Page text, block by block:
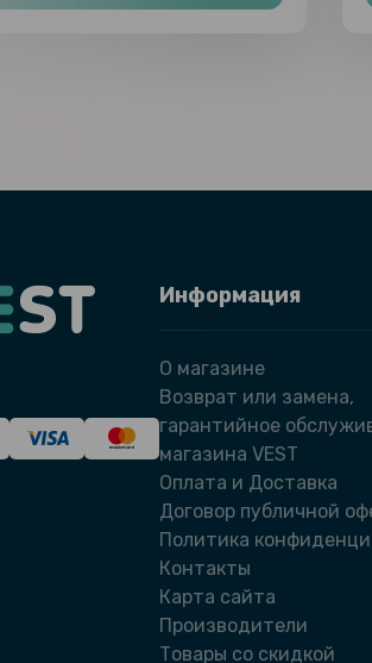
Информация
О магазине
Возврат или замена,
гарантийное
магазина VEST
Оплата и Доставка
Договор публичной
Политика
Контакты
Карта сайта
Производители
Товары со скидкой